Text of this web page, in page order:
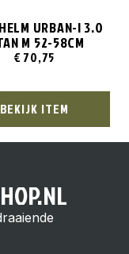
URBAN-I 3.0
M 52-58CM
€ 70,75
BEKIJK ITEM